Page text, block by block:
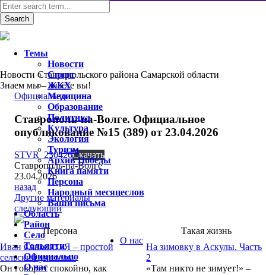
Новости Ставропольского района Самарской области
Знаем мы – знаете вы!
Официально
Ставрополь-на-Волге. Официальное
опубликование №15 (389) от 23.04.2026
STVR_230426Скачать
Ставрополь-на-Волге
23.04.2026
назад
Другие материалы
следующий
Персона
Иван Савкин: «Я – простой
сельский учитель»
Он говорит спокойно, как
Такая жизнь
На зимовку в Аскулы. Часть
2
«Там никто не зимует!» –
О нас
Темы
Новости
Спорт
ЖКХ
Медицина
Образование
Политика
Культура
Экология
Туризм
Архив Победы
Книга памяти
Персона
Народный месяцеслов
Ваши письма
Область
Район
Село
Тольятти
Официально
О нас